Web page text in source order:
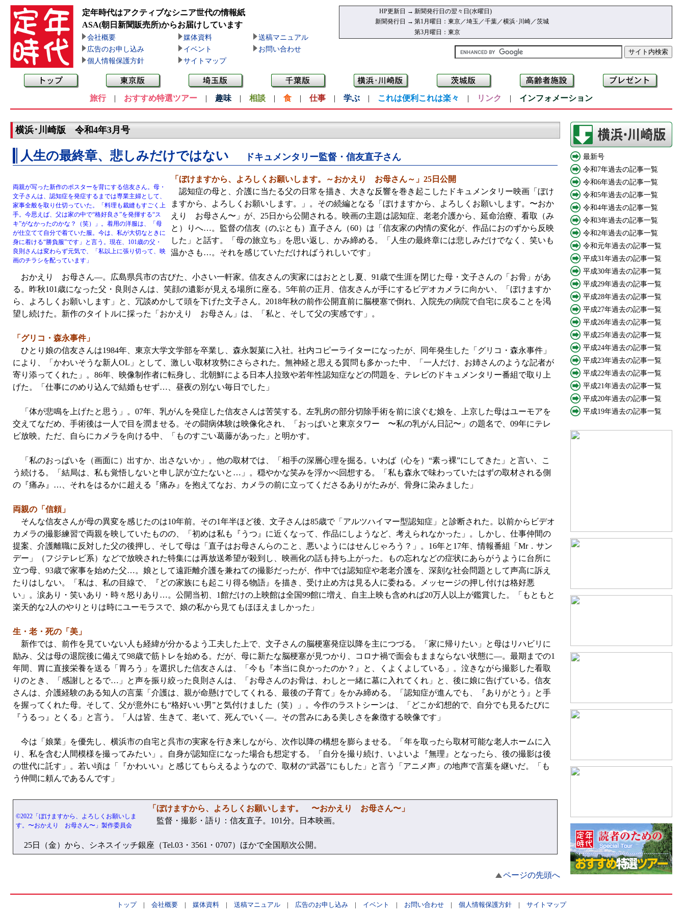
定年時代はアクティブなシニア世代の情報紙
ASA(朝日新聞販売所)からお届けしています
会社概要 媒体資料
送稿マニュアル
広告のお申し込み
イベント
お問い合わせ
個人情報保護方針
サイトマップ
HP更新日 → 新聞発行日の翌々日(水曜日)
新聞発行日 → 第1月曜日：東京／埼玉／千葉／横浜･川崎／茨城
第3月曜日：東京
旅行| おすすめ特選ツアー | 趣味 | 相談 | 食 | 仕事 | 学ぶ | これは便利これは楽々 | リンク | インフォメーション
横浜･川崎版 令和4年3月号
人生の最終章、悲しみだけではない ドキュメンタリー監督・信友直子さん
両親が写った新作のポスターを背にする信友さん。母・
文子さんは、認知症を発症するまでは専業主婦として、
家事全般を取り仕切っていた。「料理も裁縫もすごく上
手。今思えば、父は家の中で“格好良さ”を発揮する“ス
キ”がなかったのかな？（笑）」。着用の洋服は、「母
が仕立てて自分で着ていた服。今は、私が大切なときに
身に着ける“勝負服”です」と言う。現在、101歳の父・
良則さんは変わらず元気で、「私以上に張り切って、映
画のチラシを配っています」
「ぼけますから、よろしくお願いします。～おかえり お母さん～」25日公開
認知症の母と、介護に当たる父の日常を描き、大きな反響を巻き起こしたドキュメンタリー映画「ぼけ
ますから、よろしくお願いします。」。その続編となる「ぼけますから、よろしくお願いします。〜おか
えり お母さん〜」が、25日から公開される。映画の主題は認知症、老老介護から、延命治療、看取（み
と）りへ…。監督の信友（のぶとも）直子さん（60）は「信友家の内情の変化が、作品におのずから反映
した」と話す。「母の旅立ち」を思い返し、かみ締める。「人生の最終章には悲しみだけでなく、笑いも
温かさも…。それを感じていただければうれしいです」
おかえり お母さん—。広島県呉市の古びた、小さい一軒家。信友さんの実家にはおととし夏、91歳で生涯を閉じた母・文子さんの「お骨」があ
る。昨秋101歳になった父・良則さんは、笑顔の遺影が見える場所に座る。5年前の正月、信友さんが手にするビデオカメラに向かい、「ぼけますか
ら、よろしくお願いします」と、冗談めかして頭を下げた文子さん。2018年秋の前作公開直前に脳梗塞で倒れ、入院先の病院で自宅に戻ることを渇
望し続けた。新作のタイトルに採った「おかえり お母さん」は、「私と、そして父の実感です」。
「グリコ・森永事件」
ひとり娘の信友さんは1984年、東京大学文学部を卒業し、森永製菓に入社。社内コピーライターになったが、同年発生した「グリコ・森永事件」
により、「かわいそうな新人OL」として、激しい取材攻勢にさらされた。無神経と思える質問も多かった中、「一人だけ、お姉さんのような記者が
寄り添ってくれた」。86年、映像制作者に転身し、北朝鮮による日本人拉致や若年性認知症などの問題を、テレビのドキュメンタリー番組で取り上
げた。「仕事にのめり込んで結婚もせず…、昼夜の別ない毎日でした」
「体が悲鳴を上げたと思う」。07年、乳がんを発症した信友さんは苦笑する。左乳房の部分切除手術を前に涙ぐむ娘を、上京した母はユーモアを
交えてなだめ、手術後は一人で目を潤ませる。その闘病体験は映像化され、「おっぱいと東京タワー 〜私の乳がん日記〜」の題名で、09年にテレ
ビ放映。ただ、自らにカメラを向ける中、「ものすごい葛藤があった」と明かす。
「私のおっぱいを（画面に）出すか、出さないか」。他の取材では、「相手の深層心理を掘る。いわば（心を）“素っ裸”にしてきた」と言い、こ
う続ける。「結局は、私も覚悟しないと申し訳が立たないと…」。穏やかな笑みを浮かべ回想する。「私も森永で味わっていたはずの取材される側
の『痛み』…、それをはるかに超える『痛み』を抱えてなお、カメラの前に立ってくださるありがたみが、骨身に染みました」
両親の「信頼」
そんな信友さんが母の異変を感じたのは10年前。その1年半ほど後、文子さんは85歳で「アルツハイマー型認知症」と診断された。以前からビデオ
カメラの撮影練習で両親を映していたものの、「初めは私も『うつ』に近くなって、作品にしようなど、考えられなかった」。しかし、仕事仲間の
提案、介護離職に反対した父の後押し、そして母は「直子はお母さんらのこと、悪いようにはせんじゃろう？」。16年と17年、情報番組「Mr．サン
デー」（フジテレビ系）などで放映された特集には再放送希望が殺到し、映画化の話も持ち上がった。もの忘れなどの症状にあらがうように台所に
立つ母、93歳で家事を始めた父…。娘として遠距離介護を兼ねての撮影だったが、作中では認知症や老老介護を、深刻な社会問題として声高に訴え
たりはしない。「私は、私の目線で、『どの家族にも起こり得る物語』を描き、受け止め方は見る人に委ねる。メッセージの押し付けは格好悪
い」。涙あり・笑いあり・時々怒りあり…。公開当初、1館だけの上映館は全国99館に増え、自主上映も含めれば20万人以上が鑑賞した。「もともと
楽天的な2人のやりとりは時にユーモラスで、娘の私から見てもほほえましかった」
生・老・死の「美」
新作では、前作を見ていない人も経緯が分かるよう工夫した上で、文子さんの脳梗塞発症以降を主につづる。「家に帰りたい」と母はリハビリに
励み、父は母の退院後に備えて98歳で筋トレを始める。だが、母に新たな脳梗塞が見つかり、コロナ禍で面会もままならない状態に—。最期までの1
年間、胃に直接栄養を送る「胃ろう」を選択した信友さんは、「今も『本当に良かったのか？』と、くよくよしている」。泣きながら撮影した看取
りのとき、「感謝しとるで…」と声を振り絞った良則さんは、「お母さんのお骨は、わしと一緒に墓に入れてくれ」と、後に娘に告げている。信友
さんは、介護経験のある知人の言葉「介護は、親が命懸けでしてくれる、最後の子育て」をかみ締める。「認知症が進んでも、『ありがとう』と手
を握ってくれた母。そして、父が意外にも“格好いい男”と気付けました（笑）」。今作のラストシーンは、「どこか幻想的で、自分でも見るたびに
『うるっ』とくる」と言う。「人は皆、生きて、老いて、死んでいく—。その営みにある美しさを象徴する映像です」
今は「娘業」を優先し、横浜市の自宅と呉市の実家を行き来しながら、次作以降の構想を膨らませる。「年を取ったら取材可能な老人ホームに入
り、私を含む人間模様を撮ってみたい」。自身が認知症になった場合も想定する。「自分を撮り続け、いよいよ『無理』となったら、後の撮影は後
の世代に託す」。若い頃は「『かわいい』と感じてもらえるようなので、取材の“武器”にもした」と言う「アニメ声」の地声で言葉を継いだ。「も
う仲間に頼んであるんです」
©2022「ぼけますから、よろしくお願いしま
す。〜おかえり お母さん〜」製作委員会
「ぼけますから、よろしくお願いします。 〜おかえり お母さん〜」
監督・撮影・語り：信友直子。101分。日本映画。
25日（金）から、シネスイッチ銀座（Tel.03・3561・0707）ほかで全国順次公開。
ページの先頭へ
最新号
令和7年過去の記事一覧
令和6年過去の記事一覧
令和5年過去の記事一覧
令和4年過去の記事一覧
令和3年過去の記事一覧
令和2年過去の記事一覧
令和元年過去の記事一覧
平成31年過去の記事一覧
平成30年過去の記事一覧
平成29年過去の記事一覧
平成28年過去の記事一覧
平成27年過去の記事一覧
平成26年過去の記事一覧
平成25年過去の記事一覧
平成24年過去の記事一覧
平成23年過去の記事一覧
平成22年過去の記事一覧
平成21年過去の記事一覧
平成20年過去の記事一覧
平成19年過去の記事一覧
トップ| 会社概要| 媒体資料| 送稿マニュアル| 広告のお申し込み| イベント | お問い合わせ| 個人情報保護方針| サイトマップ